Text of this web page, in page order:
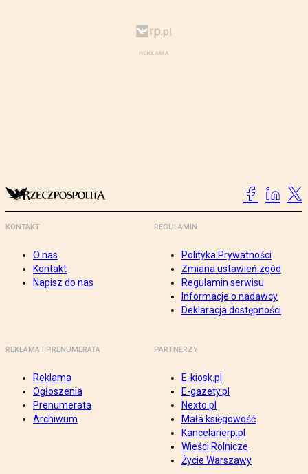
KONTAKT
O nas
Kontakt
Napisz do nas
REGULAMIN
Polityka Prywatności
Zmiana ustawień zgód
Regulamin serwisu
Informacje o nadawcy
Deklaracja dostępności
REKLAMA I PRENUMERATA
Reklama
Ogłoszenia
Prenumerata
Archiwum
PARTNERZY
E-kiosk.pl
E-gazety.pl
Nexto.pl
Mała księgowość
Kancelarierp.pl
Wieści Rolnicze
Życie Warszawy